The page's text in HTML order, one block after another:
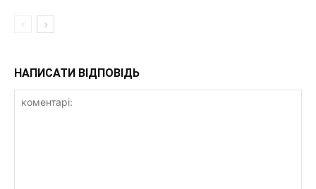
НАПИСАТИ ВІДПОВІДЬ